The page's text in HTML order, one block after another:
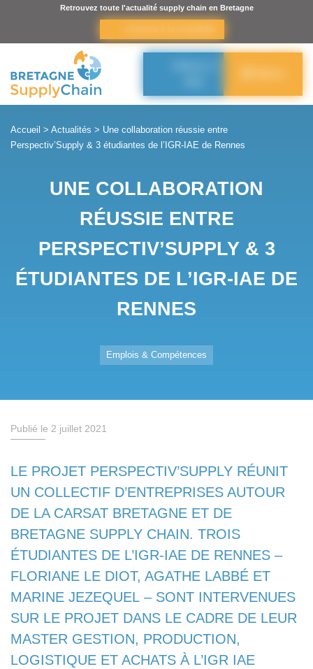
Retrouvez toute l'actualité supply chain en Bretagne
Accueil > Actualités > Une collaboration réussie entre
Perspectiv’Supply & 3 étudiantes de l’IGR-IAE de Rennes
UNE COLLABORATION
RÉUSSIE ENTRE
PERSPECTIV’SUPPLY & 3
ÉTUDIANTES DE L’IGR-IAE DE
RENNES
Emplois & Compétences
Publié le 2 juillet 2021
LE PROJET PERSPECTIV’SUPPLY RÉUNIT
UN COLLECTIF D’ENTREPRISES AUTOUR
DE LA CARSAT BRETAGNE ET DE
BRETAGNE SUPPLY CHAIN. TROIS
ÉTUDIANTES DE L’IGR-IAE DE RENNES –
FLORIANE LE DIOT, AGATHE LABBÉ ET
MARINE JEZEQUEL – SONT INTERVENUES
SUR LE PROJET DANS LE CADRE DE LEUR
MASTER GESTION, PRODUCTION,
LOGISTIQUE ET ACHATS À L’IGR IAE
Panneau de gestion des cookies